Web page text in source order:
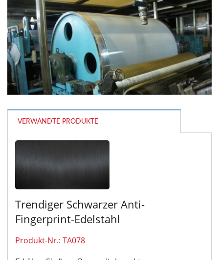
VERWANDTE PRODUKTE
Trendiger Schwarzer Anti-
Fingerprint-Edelstahl
Produkt-Nr.: TA078